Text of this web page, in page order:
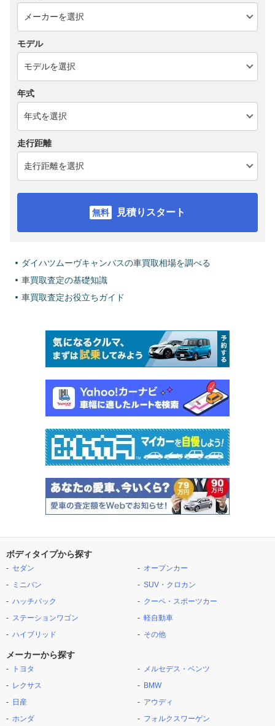
モデル
年式
走行距離
見積りスタート
ダイハツムーヴキャンバスの車買取相場を調べる
車買取査定の基礎知識
車買取査定お役立ちガイド
ボディタイプから探す
セダン
ミニバン
ハッチバック
ステーションワゴン
ハイブリッド
オープンカー
SUV・クロカン
クーペ・スポーツカー
軽自動車
その他
メーカーから探す
トヨタ
レクサス
日産
ホンダ
メルセデス・ベンツ
BMW
アウディ
フォルクスワーゲン